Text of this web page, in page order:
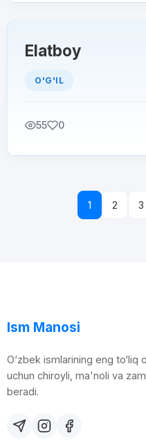
Elatboy
O'G'IL
55 0
1 2 3
Ism Manosi
O‘zbek ismlarining eng to‘liq
uchun chiroyli, ma'noli va
beradi.